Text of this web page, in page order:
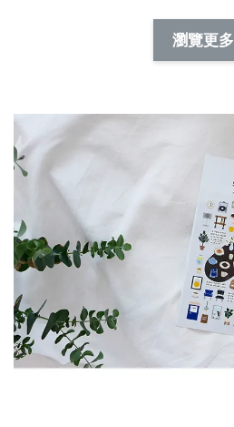
NT$ 19.00
NT$ 66.00
瀏覽更多